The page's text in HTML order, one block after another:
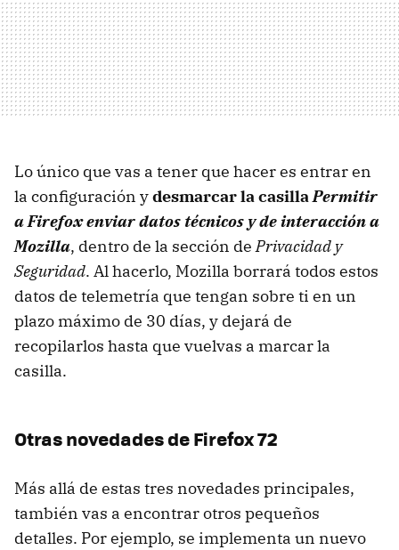
Lo único que vas a tener que hacer es entrar en
la configuración ydesmarcar la casillaPermitir
a Firefox enviar datos técnicos y de interacción a
Mozilla, dentro de la sección dePrivacidad y
Seguridad. Al hacerlo, Mozilla borrará todos estos
datos de telemetría que tengan sobre ti en un
plazo máximo de 30 días, y dejará de
recopilarlos hasta que vuelvas a marcar la
casilla.
Otras novedades de Firefox 72
Más allá de estas tres novedades principales,
también vas a encontrar otros pequeños
detalles. Por ejemplo, se implementa un nuevo